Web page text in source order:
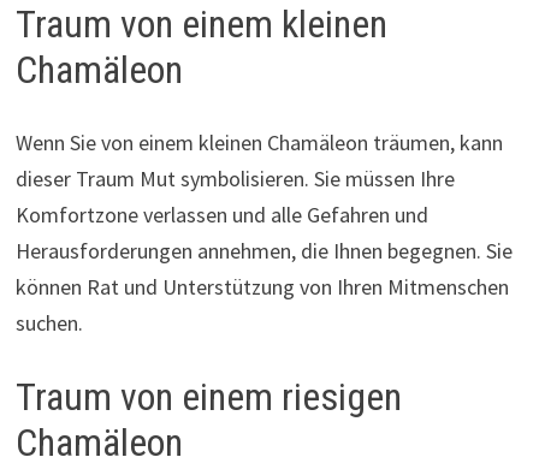
Traum von einem kleinen
Chamäleon
Wenn Sie von einem kleinen Chamäleon träumen, kann
dieser Traum Mut symbolisieren. Sie müssen Ihre
Komfortzone verlassen und alle Gefahren und
Herausforderungen annehmen, die Ihnen begegnen. Sie
können Rat und Unterstützung von Ihren Mitmenschen
suchen.
Traum von einem riesigen
Chamäleon